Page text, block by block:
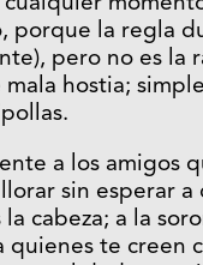
porque la regla
pero no es la
mala hostia;
a los amigos
sin esperar a
cabeza; a la
quienes te creen